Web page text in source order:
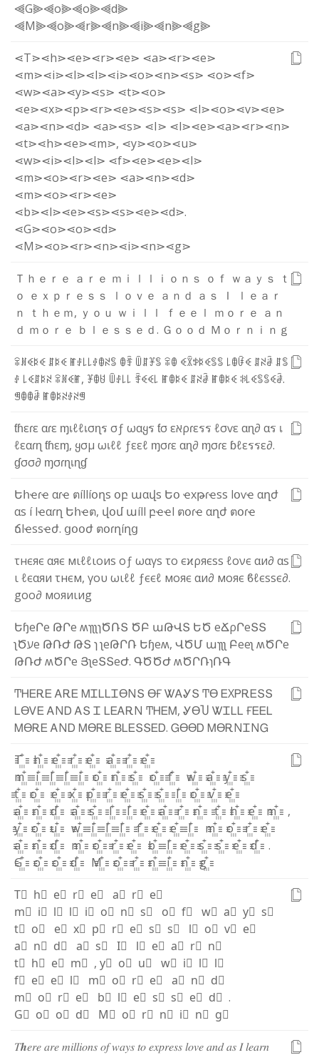
⫷G⫸⫷o⫸⫷o⫸⫷d⫸
⫷M⫸⫷o⫸⫷r⫸⫷n⫸⫷i⫸⫷n⫸⫷g⫸
⋖T⋗⋖h⋗⋖e⋗⋖r⋗⋖e⋗ ⋖a⋗⋖r⋗⋖e⋗
⋖m⋗⋖i⋗⋖l⋗⋖l⋗⋖i⋗⋖o⋗⋖n⋗⋖s⋗ ⋖o⋗⋖f⋗
⋖w⋗⋖a⋗⋖y⋗⋖s⋗ ⋖t⋗⋖o⋗
⋖e⋗⋖x⋗⋖p⋗⋖r⋗⋖e⋗⋖s⋗⋖s⋗ ⋖l⋗⋖o⋗⋖v⋗⋖e⋗
⋖a⋗⋖n⋗⋖d⋗ ⋖a⋗⋖s⋗ ⋖I⋗ ⋖l⋗⋖e⋗⋖a⋗⋖r⋗⋖n⋗
⋖t⋗⋖h⋗⋖e⋗⋖m⋗, ⋖y⋗⋖o⋗⋖u⋗
⋖w⋗⋖i⋗⋖l⋗⋖l⋗ ⋖f⋗⋖e⋗⋖e⋗⋖l⋗
⋖m⋗⋖o⋗⋖r⋗⋖e⋗ ⋖a⋗⋖n⋗⋖d⋗
⋖m⋗⋖o⋗⋖r⋗⋖e⋗
⋖b⋗⋖l⋗⋖e⋗⋖s⋗⋖s⋗⋖e⋗⋖d⋗.
⋖G⋗⋖o⋗⋖o⋗⋖d⋗
⋖M⋗⋖o⋗⋖r⋗⋖n⋗⋖i⋗⋖n⋗⋖g⋗
Ｔ ｈ ｅ ｒ ｅ ａ ｒ ｅ ｍ ｉ ｌ ｌ ｉ ｏ ｎ ｓ ｏ ｆ ｗ ａ ｙ ｓ ｔ
ｏ ｅ ｘ ｐ ｒ ｅ ｓ ｓ ｌ ｏ ｖ ｅ ａ ｎ ｄ ａ ｓ Ｉ ｌ ｅ ａ ｒ
ｎ ｔ ｈ ｅ ｍ, ｙ ｏ ｕ ｗ ｉ ｌ ｌ ｆ ｅ ｅ ｌ ｍ ｏ ｒ ｅ ａ ｎ
ｄ ｍ ｏ ｒ ｅ ｂ ｌ ｅ ｓ ｓ ｅ ｄ. Ｇ ｏ ｏ ｄ Ｍ ｏ ｒ ｎ ｉ ｎ ｇ
ꋖꍩꈼꌅꈼꁲꌅꈼ ꂵꂑ꒒꒒ꂑꂦꋊꌚ ꂦꄞ ꅏꁲꐞꌚ ꋖꂦ ꈼꇒꉣꌅꈼꌚꌚ ꒒ꂦꀰꈼꁲꋊꂠꁲꌚ
ꂑ ꒒ꈼꁲꌅꋊ ꋖꍩꈼꂵ, ꐞꂦꐇ ꅏꂑ꒒꒒ ꄞꈼꈼ꒒ ꂵꂦꌅꈼꁲꋊꂠ ꂵꂦꌅꈼ ꋰ꒒ꈼꌚꌚꈼꂠ.
ꁅꂦꂦꂠ ꂵꂦꌅꋊꂑꋊꁅ
ƭɦεɾε αɾε ɱเℓℓเσɳร σƒ ωαყร ƭσεאρɾεรร ℓσѵε αɳ∂ αร เ
ℓεαɾɳ ƭɦεɱ, ყσµ ωเℓℓ ƒεεℓ ɱσɾε αɳ∂ ɱσɾε ɓℓεรรε∂.
ɠσσ∂ ɱσɾɳเɳɠ
Եհҽɾҽ αɾҽ ตíllíօղs օբ աαվs Եօ ҽxթɾҽss lօѵҽ αղժ
αs í lҽαɾղ Եհҽต, վօմ աíll բҽҽl ตօɾҽ αղժ ตօɾҽ
ճlҽssҽժ. ցօօժ ตօɾղíղց
τнєяє αяє мιℓℓιοиѕ οƒ ωαγѕ το єϰρяєѕѕ ℓονє αи∂ αѕ
ιℓєαяи τнєм, γου ωιℓℓ ƒєєℓ мοяє αи∂ мοяє ϐℓєѕѕє∂.
gοο∂ мοяиιиg
ԵɧeՐe ԹՐe ʍɿʅʅɿԾՌՏ ԾԲ աԹՎՏ ԵԾ eՃρՐeՏՏ
ʅԾעe ԹՌԺ ԹՏ ɿʅeԹՐՌ Եɧeʍ, ՎԾՄ աɿʅʅ Բeeʅ ʍԾՐe
ԹՌԺʍԾՐe ՅʅeՏՏeԺ. ԳԾԾԺʍԾՐՌɿՌԳ
ͲᎻᎬᎡᎬᎪᎡᎬᎷᏆᏞᏞᏆϴΝՏ ϴҒᏔᎪᎽՏ ͲϴᎬХᏢᎡᎬՏՏ
ᏞϴᏙᎬᎪΝᎠ ᎪՏ Ꮖ ᏞᎬᎪᎡΝ ͲᎻᎬᎷ, ᎽϴႮ ᏔᏆᏞᏞ ҒᎬᎬᏞ
ᎷϴᎡᎬᎪΝᎠ ᎷϴᎡᎬᏴᏞᎬՏՏᎬᎠ. ᏀϴϴᎠ ᎷϴᎡΝᏆΝᏀ
T꙲ h꙲e꙲r꙲e꙲ a꙲r꙲e꙲
m꙲i꙲l꙲l꙲i꙲ o꙲ n꙲s꙲ o꙲f꙲ w꙲a꙲y꙲s꙲
t꙲ o꙲ e꙲x꙲ p꙲r꙲e꙲s꙲s꙲ l꙲ o꙲v꙲e꙲
a꙲ n꙲d꙲ a꙲s꙲ I꙲ l꙲e꙲a꙲r꙲ n꙲ t꙲ h꙲e꙲ m꙲ ,
y꙲ o꙲ u꙲ w꙲i꙲l꙲l꙲ f꙲e꙲e꙲l꙲ m꙲ o꙲r꙲e꙲
a꙲ n꙲d꙲ m꙲ o꙲r꙲e꙲ b꙲l꙲e꙲s꙲s꙲e꙲d꙲ .
G꙲ o꙲ o꙲d꙲ M꙲ o꙲r꙲ n꙲i꙲ n꙲ g꙲
T⃫ h⃫ e⃫ r⃫ e⃫ a⃫ r⃫ e⃫
m⃫ i⃫ l⃫ l⃫ i⃫ o⃫ n⃫ s⃫ o⃫ f⃫ w⃫ a⃫ y⃫ s⃫
t⃫ o⃫ e⃫ x⃫ p⃫ r⃫ e⃫ s⃫ s⃫ l⃫ o⃫ v⃫ e⃫
a⃫ n⃫ d⃫ a⃫ s⃫ I⃫ l⃫ e⃫ a⃫ r⃫ n⃫
t⃫ h⃫ e⃫ m⃫ , y⃫ o⃫ u⃫ w⃫ i⃫ l⃫ l⃫
f⃫ e⃫ e⃫ l⃫ m⃫ o⃫ r⃫ e⃫ a⃫ n⃫ d⃫
m⃫ o⃫ r⃫ e⃫ b⃫ l⃫ e⃫ s⃫ s⃫ e⃫ d⃫ .
G⃫ o⃫ o⃫ d⃫ M⃫ o⃫ r⃫ n⃫ i⃫ n⃫ g⃫
𝑇𝒉𝑒𝑟𝑒𝑎𝑟𝑒𝑚𝑖𝑙𝑙𝑖𝑜𝑛𝑠𝑜𝑓𝑤𝑎𝑦𝑠𝑡𝑜𝑒𝑥𝑝𝑟𝑒𝑠𝑠𝑙𝑜𝑣𝑒𝑎𝑛𝑑𝑎𝑠𝐼𝑙𝑒𝑎𝑟𝑛